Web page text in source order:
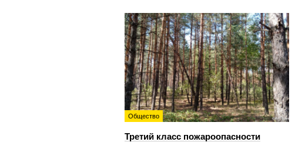
Общество
Третий класс пожароопасности